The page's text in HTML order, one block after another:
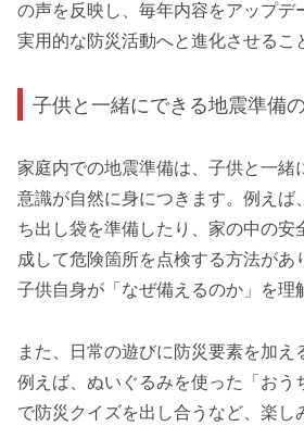
の声を反映し、毎年内容をアップデ
実用的な防災活動へと進化させるこ
子供と一緒にできる地震準備
家庭内での地震準備は、子供と一緒
意識が自然に身につきます。例えば
ち出し袋を準備したり、家の中の安
成して危険箇所を点検する方法があ
子供自身が「なぜ備えるのか」を理
また、日常の遊びに防災要素を加え
例えば、ぬいぐるみを使った「おう
で防災クイズを出し合うなど、楽し